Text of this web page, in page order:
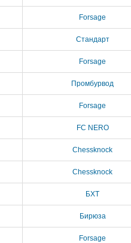
Forsage
Стандарт
Forsage
Промбурвод
Forsage
FC NERO
Chessknock
Chessknock
БХТ
Бирюза
Forsage